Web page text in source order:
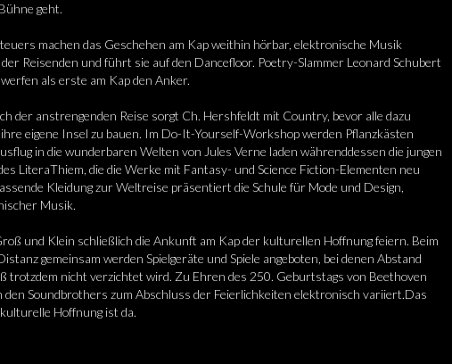
geht.
machen das Geschehen am Kap weithin hörbar, elektronische Musik
Reisenden und führt sie auf den Dancefloor. Poetry-Slammer Leonard Schubert
als erste am Kap den Anker.
der anstrengenden Reise sorgt Ch. Hershfeldt mit Country, bevor alle dazu
eigene Insel zu bauen. Im Do-It-Yourself-Workshop werden Pflanzkästen
in die wunderbaren Welten von Jules Verne laden währenddessen die jungen
LiteraThiem, die die Werke mit Fantasy- und Science Fiction-Elementen neu
Kleidung zur Weltreise präsentiert die Schule für Mode und Design,
Musik.
und Klein schließlich die Ankunft am Kap der kulturellen Hoffnung feiern. Beim
gemeinsam werden Spielgeräte und Spiele angeboten, bei denen Abstand
trotzdem nicht verzichtet wird. Zu Ehren des 250. Geburtstags von Beethoven
den Soundbrothers zum Abschluss der Feierlichkeiten elektronisch variiert.Das
Hoffnung ist da.